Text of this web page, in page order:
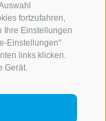
fortzufahren,
Ihre Einstellungen
Einstellungen"
links klicken.
Gerät.